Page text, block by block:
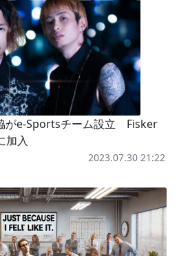
がe-Sportsチーム設立 Fisker
加入
2023.07.30 21:22